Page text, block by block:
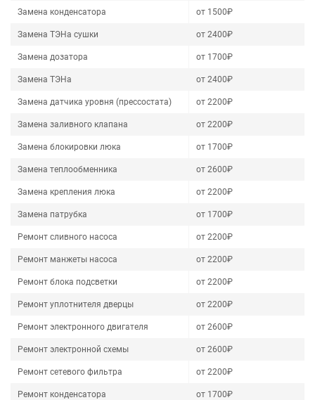
Замена конденсатора от 1500₽
Замена ТЭНа сушки от 2400₽
Замена дозатора от 1700₽
Замена ТЭНа от 2400₽
Замена датчика уровня (прессостата) от 2200₽
Замена заливного клапана от 2200₽
Замена блокировки люка от 1700₽
Замена теплообменника от 2600₽
Замена крепления люка от 2200₽
Замена патрубка от 1700₽
Ремонт сливного насоса от 2200₽
Ремонт манжеты насоса от 2200₽
Ремонт блока подсветки от 2200₽
Ремонт уплотнителя дверцы от 2200₽
Ремонт электронного двигателя от 2600₽
Ремонт электронной схемы от 2600₽
Ремонт сетевого фильтра от 2200₽
Ремонт конденсатора от 1700₽